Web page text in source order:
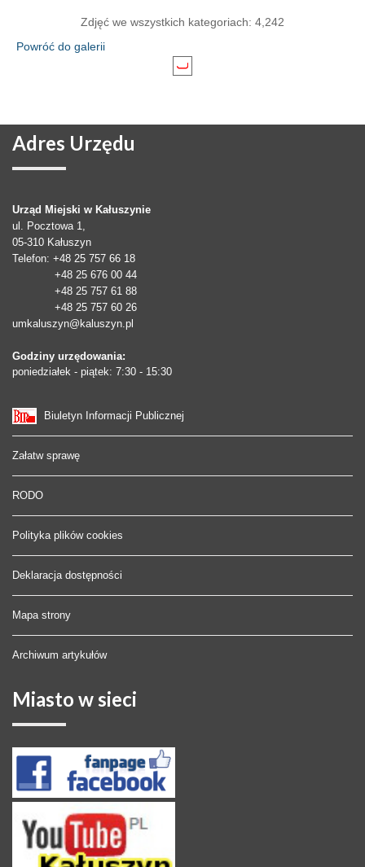
Zdjęć we wszystkich kategoriach: 4,242
Powróć do galerii
Adres Urzędu
Urząd Miejski w Kałuszynie
ul. Pocztowa 1,
05-310 Kałuszyn
Telefon: +48 25 757 66 18
+48 25 676 00 44
+48 25 757 61 88
+48 25 757 60 26
umkaluszyn@kaluszyn.pl
Godziny urzędowania:
poniedziałek - piątek: 7:30 - 15:30
Biuletyn Informacji Publicznej
Załatw sprawę
RODO
Polityka plików cookies
Deklaracja dostępności
Mapa strony
Archiwum artykułów
Miasto w sieci